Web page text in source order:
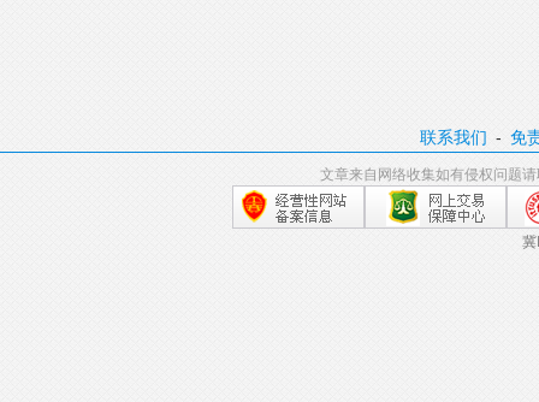
联系我们 -免
文章来自网络收集如有侵权问题